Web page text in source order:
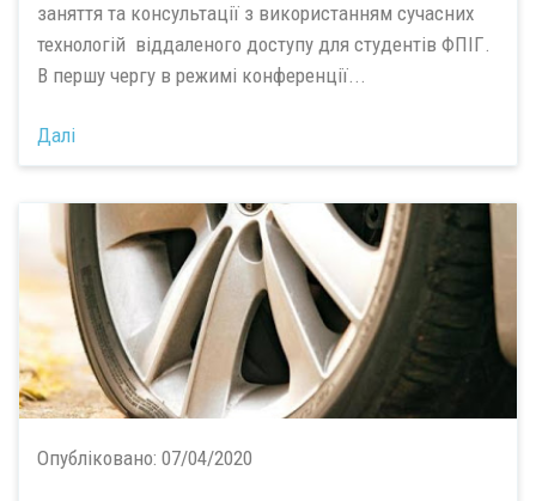
заняття та консультації з використанням сучасних
технологій віддаленого доступу для студентів ФПІГ.
В першу чергу в режимі конференції...
Далі
Опубліковано: 07/04/2020